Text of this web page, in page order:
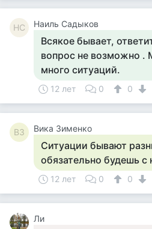
НС Наиль Садыков
Всякое бывает,
вопрос не возможно .
много ситуаций.
12 лет 0 0
ВЗ Вика Зименко
Ситуации бывают
обязательно будешь с
12 лет 0 0
Ли